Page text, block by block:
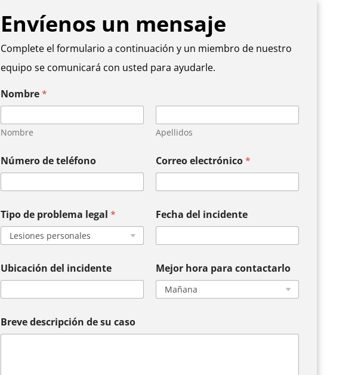
Envíenos un mensaje
Complete el formulario a continuación y un miembro de nuestro
equipo se comunicará con usted para ayudarle.
a
s
s
r
e
v
Nombre*
Nombre Apellidos
Número de teléfono Correo electrónico*
Tipo de problema legal * Fecha del incidente
Ubicación del incidente Mejor hora para contactarlo
Breve descripción de su caso